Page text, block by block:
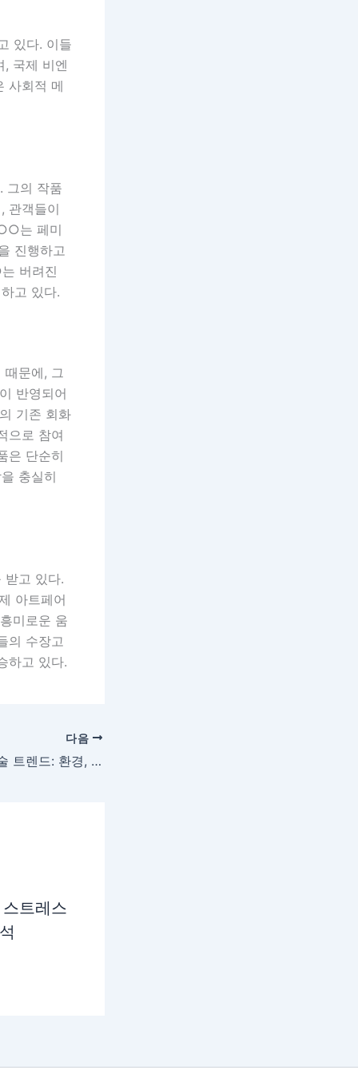
있다. 이들
, 국제 비엔
사회적 메
그의 작품
관객들이
는 페미
진행하고
버려진
고 있다.
때문에, 그
반영되어
기존 회화
으로 참여
은 단순히
충실히
받고 있다.
아트페어
미로운 움
의 수장고
하고 있다.
다음
2024 한국 현대미술 트렌드: 환경, 기술, 그리고 사회적 메시지
트레스